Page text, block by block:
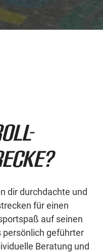
dir durchdachte und
für einen
auf seinen
persönlich geführter
Beratung und